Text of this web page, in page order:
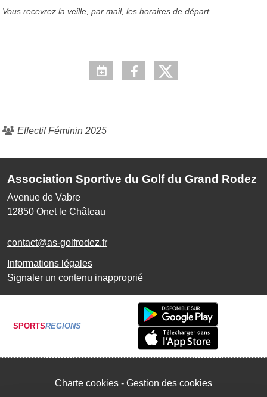
Vous recevrez la veille, par mail, les horaires de départ.
Effectif Féminin 2025
Association Sportive du Golf du Grand Rodez
Avenue de Vabre
12850 Onet le Château
contact@as-golfrodez.fr
Informations légales
Signaler un contenu inapproprié
SPORTSREGIONS
Charte cookies Gestion des cookies